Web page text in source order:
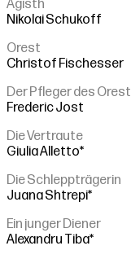
Ägisth
Nikolai Schukoff
Orest
Christof Fischesser
Der Pfleger des Orest
Frederic Jost
Die Vertraute
Giulia Alletto*
Die Schleppträgerin
Juana Shtrepi*
Ein junger Diener
Alexandru Tiba*